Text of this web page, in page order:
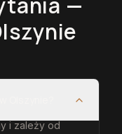
i zależy od